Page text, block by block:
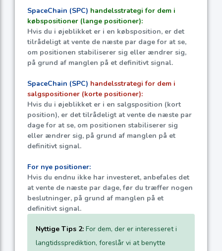
SpaceChain (SPC) handelsstrategi for dem i
købspositioner (lange positioner):
Hvis du i øjeblikket er i en købsposition, er det
tilrådeligt at vente de næste par dage for at se,
om positionen stabiliserer sig eller ændrer sig,
på grund af manglen på et definitivt signal.
SpaceChain (SPC) handelsstrategi for dem i
salgspositioner (korte positioner):
Hvis du i øjeblikket er i en salgsposition (kort
position), er det tilrådeligt at vente de næste par
dage for at se, om positionen stabiliserer sig
eller ændrer sig, på grund af manglen på et
definitivt signal.
For nye positioner:
Hvis du endnu ikke har investeret, anbefales det
at vente de næste par dage, før du træffer nogen
beslutninger, på grund af manglen på et
definitivt signal.
Nyttige Tips 2: For dem, der er interesseret i
langtidssprediktion, foreslår vi at benytte